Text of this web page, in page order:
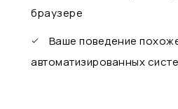
браузере
Ваше поведение
автоматизированных